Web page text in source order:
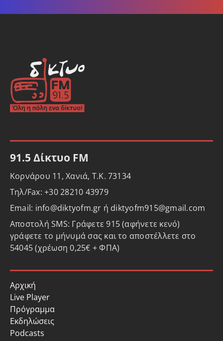
91.5 Δίκτυο FM
Κορνάρου 11, Χανιά, Τ.Κ. 73134
Τηλ/Fax: +30 28210 43979
Email: info@diktyofm.gr ή diktyofm915@gmail.com
Αποστολή SMS: Γράφετε 915 (αφήνετε κενό)
γράφετε το μήνυμά σας και το αποστέλλετε στο
54045 (χρέωση 0,25€ + ΦΠΑ)
Αρχική
Live Player
Πρόγραμμα
Εκδηλώσεις
Podcasts